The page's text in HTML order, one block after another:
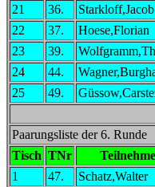
21 36. Starkloff,Jacob
22
37. Hoese,Florian
23
39.
24
44.
25
49.
Paarungsliste der 6. Runde
Tisch TNr
1
47. Schatz,Walter